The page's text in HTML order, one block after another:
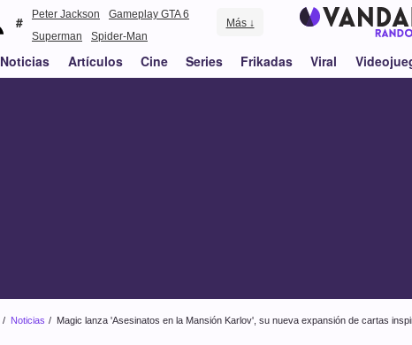
Peter Jackson
Gameplay GTA 6
Superman
Spider-Man
Más ↓
Noticias Artículos Cine Series Frikadas Viral
Noticias Magic lanza 'Asesinatos en la Mansión Karlov', su nueva expansión de cartas